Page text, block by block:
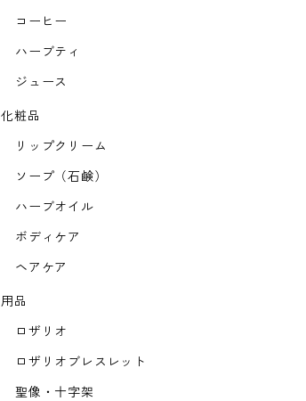
コーヒー
ハーブティ
ジュース
化粧品
リップクリーム
ソープ（石鹸）
ハーブオイル
ボディケア
ヘアケア
用品
ロザリオ
ロザリオブレスレット
聖像・十字架